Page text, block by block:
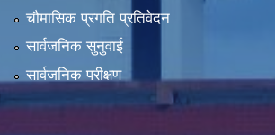
चौमासिक प्रगति प्रतिवेदन
सार्वजनिक सुनुवाई
सार्वजनिक परीक्षण